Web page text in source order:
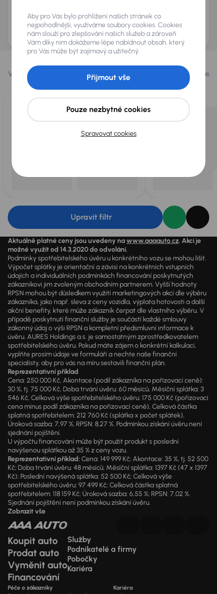
AURES Holdings a.s., se sídlem Dopraváků 874/15, Čimice, 184 00 Praha 8 bude
uchovávat a zpracovávat vaše osobní údaje v souladu se zásadami ochrany a
zpracováníosobních údajů.
Vybrali jsme pro vás
Vybíráme pro vás ty nejlepší vozy
z naší nabídky. Každý den pro vás
vykoupíme až 400 vozů
Upravit filtr
Aktuálně platné ceny jsou uvedeny nawww.aaaauto.cz. Akci je
možné využít od 14.3.2020 do odvolání.
Podmínky spotřebitelského úvěru u konkrétního vozu se mohou lišit.
Výpočet splátky je orientační a závisí na konkrétních vstupních
údajích a individuálních podmínkách financování poskytnutých
zákazníkovi jim zvoleným obchodním partnerem. Vyšší hodnoty
RPSN mohou být důsledkem využití marketingových akcí dle výběru
zákazníka, jako např. sleva z ceny vozidla, výplata hotovosti a další
akční benefity, které může zákazník čerpat dle vlastního výběru. V
případě poskytnutí finanční služby je součástí každé smlouvy
zákonný údaj o výši RPSN a kompletní předsmluvní informace k
úvěru. AURES Holdings a.s. je samostatným zprostředkovatelem
spotřebitelského úvěru. Pokud máte zájem o konkrétní kalkulaci,
vyplňte prosím údaje ve formuláři a nechte naše finanční
specialisty, aby pro vás na míru sestavili finanční plán.
Reprezentativní příklad
Cena: 250 000 Kč, Akontace (podíl zákazníka na pořizovací ceně):
30 %, tj. 75 000 Kč, Doba trvání úvěru: 60 měsíců, Měsíční splátka: 3
546 Kč, Celková výše spotřebitelského úvěru: 175 000 Kč (pořizovací
cena mínus podíl zákazníka na pořizovací ceně), Celková částka
splatná spotřebitelem: 212 760 Kč (splátka x počet splátek),
Úroková sazba: 7,97 %, RPSN: 8,27 %. Podmínkou získání úvěru není
sjednání pojištění.
U výpočtu financování může být použit produkt s poslední
navýšenou splátkou až 35 % z ceny vozu.
Reprezentativní příklad:Cena: 149 999 Kč; Akontace: 35 %, tj. 52 500
Kč; Doba trvání úvěru: 48 měsíců; Měsíční splátka: 1397 Kč (47 x 1397
Kč); Poslední navýšená splátka: 52 500 Kč; Celková výše
spotřebitelského úvěru: 97 499 Kč; Celková částka splatná
spotřebitelem: 118 159 Kč; Úroková sazba: 6,55 %; RPSN: 7,02 %.
Sjednání pojištění není podmínkou získání úvěru.
Zobrazit vše
Koupit auto
Prodat auto
Vyměnit auto
Financování
Služby
Podnikatelé a firmy
Pobočky
Kariéra
Péče o zákazníky Kariéra
Aby pro Vás bylo prohlížení našich stránek co
nejpohodlnější, využíváme soubory cookies. Cookies
nám slouží pro zlepšování našich služeb a zároveň
Vám díky nim dokážeme lépe nabídnout obsah, který
pro Vás může být zajímavý a užitečný.
Spravovat cookies
Pouze nezbytné cookies
Přijmout vše